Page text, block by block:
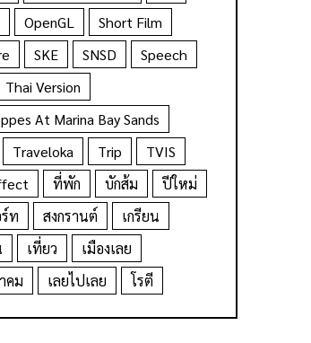
OpenGL
Short Film
SKE SNSD
Speech
Thai Version
At Marina Bay Sands
Traveloka Trip
TVIS
ที่พัก บักส้ม
ปีใหม่
ท
สงกรานต์
เกรียน
เที่ยว
เมืองเลย
คม
เลยไปเลย โรตี